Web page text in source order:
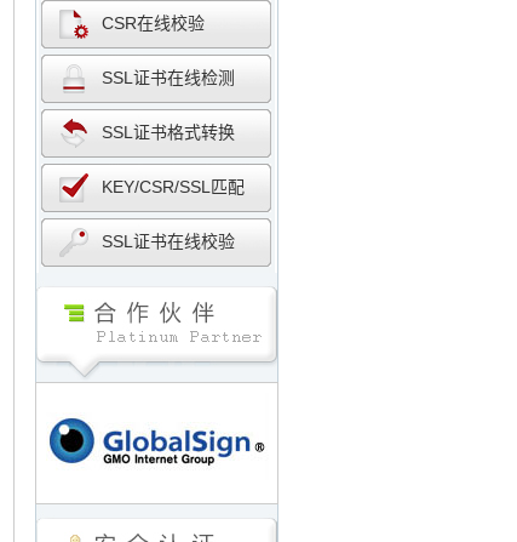
CSR在线校验
SSL证书在线检测
SSL证书格式转换
KEY/CSR/SSL匹配
SSL证书在线校验